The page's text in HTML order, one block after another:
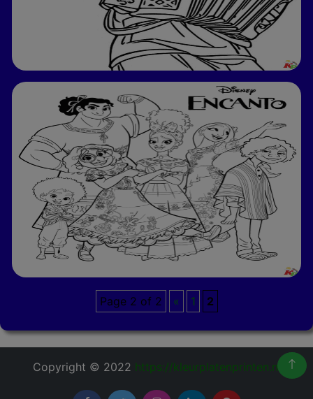
Page 2 of 2 « 1 2
Copyright © 2022 https://kleurplatenprinten.nl